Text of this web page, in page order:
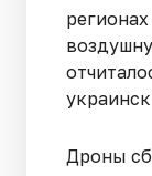
Дроны